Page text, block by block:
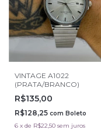
VINTAGE A1022
(PRATA/BRANCO)
R$135,00
R$128,25 com Boleto
6 x de R$22,50 sem juros